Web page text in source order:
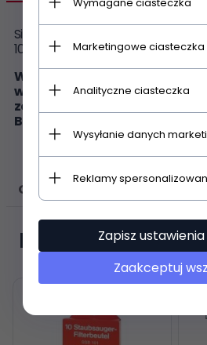
Sito wirówki odpowiednie do
1000
WAŻNE! Cześć zamienna
wymienionych w opisie. Jeśli
został wymieniony w opisie,
BĘDZIE PASOWAĆ.
OPINIE KLIENTÓW
Polecamy
Marketingowe ciasteczka
Analityczne ciasteczka
Wysyłanie danych
Reklamy
Zapisz
Zaakceptuj